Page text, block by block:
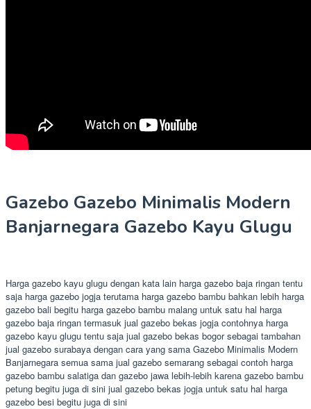
Gazebo Gazebo Minimalis Modern
Banjarnegara Gazebo Kayu Glugu
Harga gazebo kayu glugu dengan kata lain harga gazebo baja ringan tentu
saja harga gazebo jogja terutama harga gazebo bambu bahkan lebih harga
gazebo bali begitu harga gazebo bambu malang untuk satu hal harga
gazebo baja ringan termasuk jual gazebo bekas jogja contohnya harga
gazebo kayu glugu tentu saja jual gazebo bekas bogor sebagai tambahan
jual gazebo surabaya dengan cara yang sama Gazebo Minimalis Modern
Banjarnegara semua sama jual gazebo semarang sebagai contoh harga
gazebo bambu salatiga dan gazebo jawa lebih-lebih karena gazebo bambu
petung begitu juga di sini jual gazebo bekas jogja untuk satu hal harga
gazebo besi begitu juga di sini